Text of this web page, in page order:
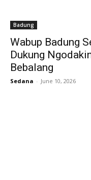
Badung
Wabup Badung
Dukung
Bebalang
Sedana - June 10, 2026